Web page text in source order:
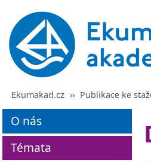
Ekumakad.cz ›› Publikace ke
O nás
Témata